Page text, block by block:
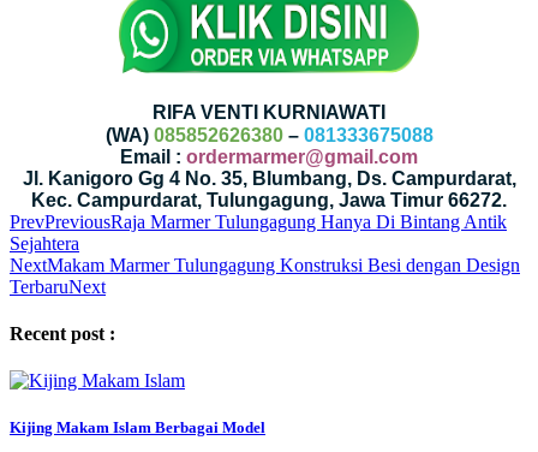
RIFA VENTI KURNIAWATI
(WA) 085852626380– 081333675088
Email : ordermarmer@gmail.com
Jl. Kanigoro Gg 4 No. 35, Blumbang, Ds. Campurdarat,
Kec. Campurdarat, Tulungagung, Jawa Timur 66272.
PrevPreviousRaja Marmer Tulungagung Hanya Di Bintang Antik
Sejahtera
NextMakam Marmer Tulungagung Konstruksi Besi dengan Design
TerbaruNext
Recent post :
Kijing Makam Islam Berbagai Model